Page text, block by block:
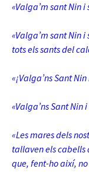
«Valga’m sant Nin i
«Valga’m sant Nin
tots els sants del
«¡Valga’ns Sant
«Valga’ns Sant Nin
«Les mares dels
tallaven els
que, fent-ho així,